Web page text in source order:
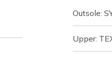
Outsole:
Upper: